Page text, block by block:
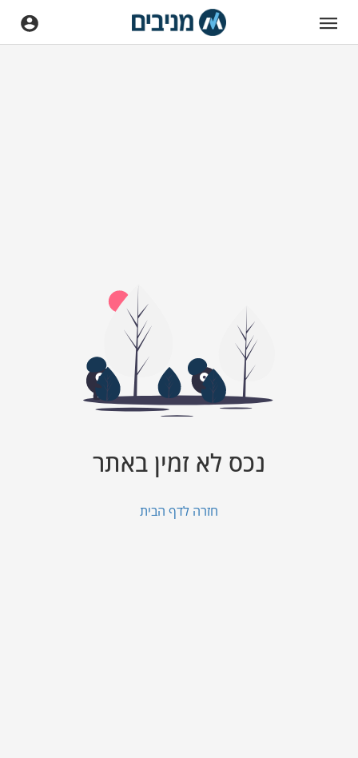
נכס לא זמין באתר
חזרה לדף הבית